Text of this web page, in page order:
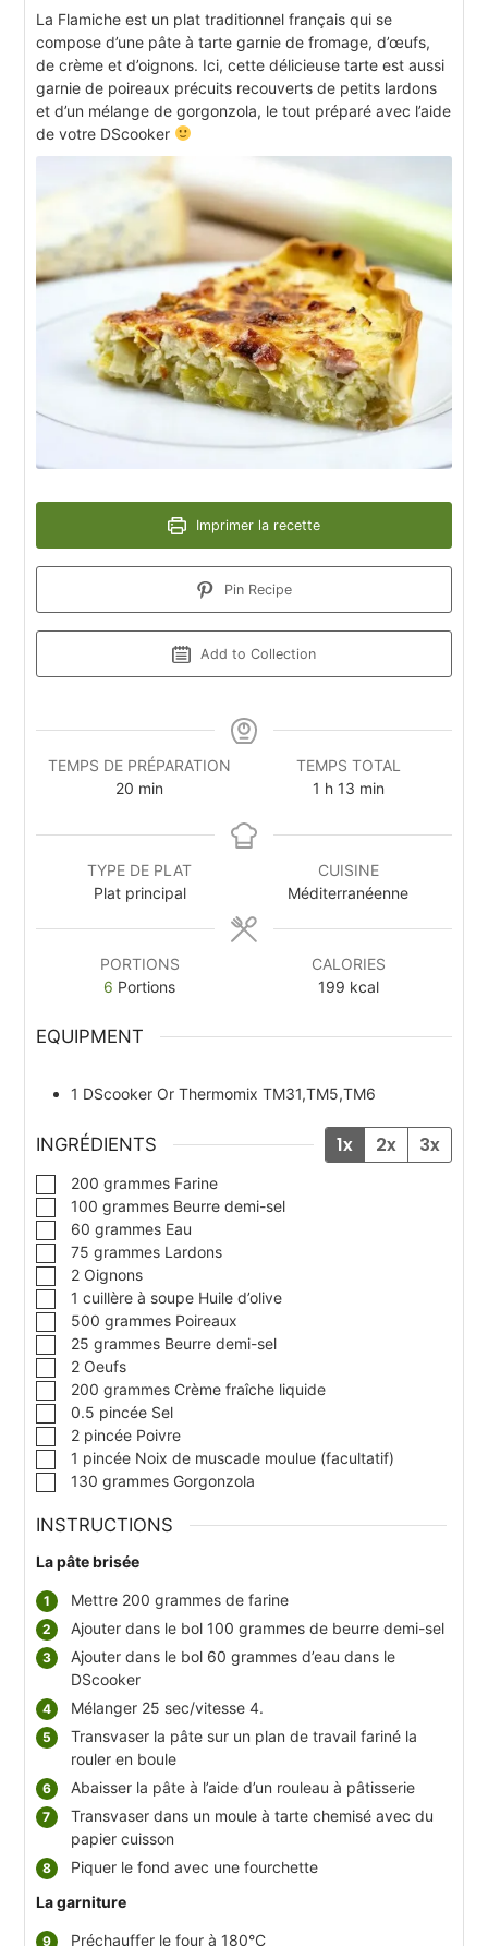
La Flamiche est un plat traditionnel français qui se
compose d’une pâte à tarte garnie de fromage, d’œufs,
de crème et d’oignons. Ici, cette délicieuse tarte est aussi
garnie de poireaux précuits recouverts de petits lardons
et d’un mélange de gorgonzola, le tout préparé avec l’aide
de votre DScooker
Imprimer la recette
Pin Recipe
Add to Collection
TEMPS DE PRÉPARATION
20 min
TEMPS TOTAL
1 h 13 min
TYPE DE PLAT
Plat principal
CUISINE
Méditerranéenne
PORTIONS
6 Portions
CALORIES
199 kcal
EQUIPMENT
1 DScooker Or Thermomix TM31,TM5,TM6
INGRÉDIENTS 1x 2x 3x
▢
200 grammes Farine
▢100 grammes Beurre demi-sel
▢
60 grammes Eau
▢
75 grammes Lardons
▢
2 Oignons
▢1 cuillère à soupe Huile d’olive
▢
500 grammes Poireaux
▢
25 grammes Beurre demi-sel
▢
2 Oeufs
▢
200 grammes Crème fraîche liquide
▢
0.5 pincée Sel
▢
2 pincée Poivre
▢1 pincée Noix de muscade moulue (facultatif)
▢130 grammes Gorgonzola
INSTRUCTIONS
La pâte brisée
Mettre 200 grammes de farine
Ajouter dans le bol 100 grammes de beurre demi-sel
Ajouter dans le bol 60 grammes d’eau dans le
DScooker
Mélanger 25 sec/vitesse 4.
Transvaser la pâte sur un plan de travail fariné la
rouler en boule
Abaisser la pâte à l’aide d’un rouleau à pâtisserie
Transvaser dans un moule à tarte chemisé avec du
papier cuisson
Piquer le fond avec une fourchette
La garniture
Préchauffer le four à 180°C